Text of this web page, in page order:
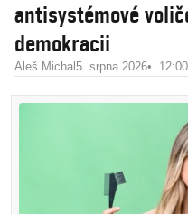
antisystémové
demokracii
Aleš Michal 5. srpna 2026 12:00